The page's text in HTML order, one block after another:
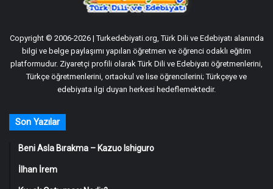
Copyright © 2006-2026 | Turkedebiyati.org, Türk Dili ve Edebiyatı alanında
bilgi ve belge paylaşımı yapılan öğretmen ve öğrenci odaklı eğitim
platformudur. Ziyaretçi profili olarak Türk Dili ve Edebiyatı öğretmenlerini,
Türkçe öğretmenlerini, ortaokul ve lise öğrencilerini; Türkçeye ve
edebiyata ilgi duyan herkesi hedeflemektedir.
Son Yazılar
Beni Asla Bırakma – Kazuo Ishiguro
İlhan İrem